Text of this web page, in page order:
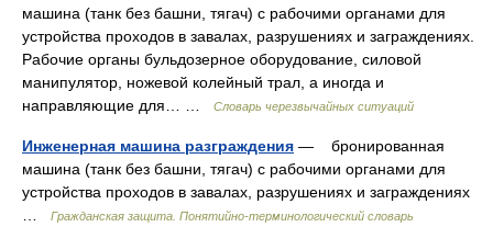
машина (танк без башни, тягач) с рабочими органами для
устройства проходов в завалах, разрушениях и заграждениях.
Рабочие органы бульдозерное оборудование, силовой
манипулятор, ножевой колейный трал, а иногда и
направляющие для… …
Словарь черезвычайных ситуаций
Инженерная машина разграждения — бронированная
машина (танк без башни, тягач) с рабочими органами для
устройства проходов в завалах, разрушениях и заграждениях
Гражданская защита. Понятийно-терминологический словарь